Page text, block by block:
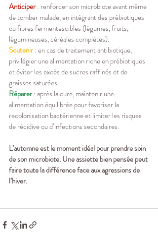
Anticiper : renforcer son microbiote avant même
de tomber malade, en intégrant des prébiotiques
ou fibres fermentescibles (légumes, fruits,
légumineuses, céréales complètes).
Soutenir : en cas de traitement antibiotique,
privilégier une alimentation riche en prébiotiques
et éviter les excès de sucres raffinés et de
graisses saturées.
Réparer : après la cure, maintenir une
alimentation équilibrée pour favoriser la
recolonisation bactérienne et limiter les risques
de récidive ou d’infections secondaires.
L’automne est le moment idéal pour prendre soin
de son microbiote. Une assiette bien pensée peut
faire toute la différence face aux agressions de
l’hiver.